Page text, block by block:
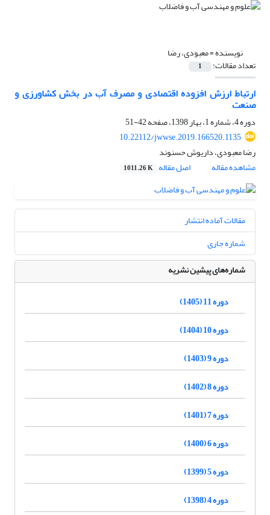
نویسنده =معبودی، رضا
تعداد مقالات: 1
ارتباط ارزش افزوده اقتصادی و مصرف آب در بخش کشاورزی و
صنعت
دوره 4، شماره 1، بهار 1398، صفحه
42-51
10.22112/jwwse.2019.166520.1135
رضا معبودی، داریوش حسنوند
مشاهده مقاله
اصل مقاله 1011.26 K
مقالات آماده انتشار
شماره جاری
شماره‌های پیشین نشریه
دوره 11 (1405)
دوره 10 (1404)
دوره 9 (1403)
دوره 8 (1402)
دوره 7 (1401)
دوره 6 (1400)
دوره 5 (1399)
دوره 4 (1398)